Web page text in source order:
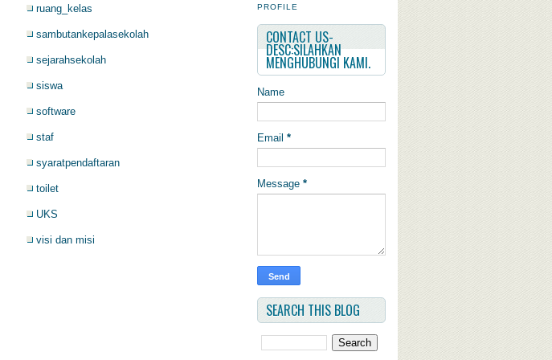
ruang_kelas
sambutankepalasekolah
sejarahsekolah
siswa
software
staf
syaratpendaftaran
toilet
UKS
visi dan misi
PROFILE
CONTACT US-
DESC:SILAHKAN
MENGHUBUNGI KAMI.
Name
Email *
Message *
SEARCH THIS BLOG